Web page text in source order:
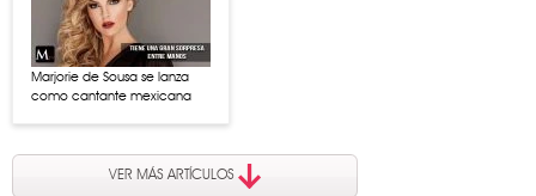
Marjorie de Sousa se lanza
como cantante mexicana
VER MÁS ARTÍCULOS